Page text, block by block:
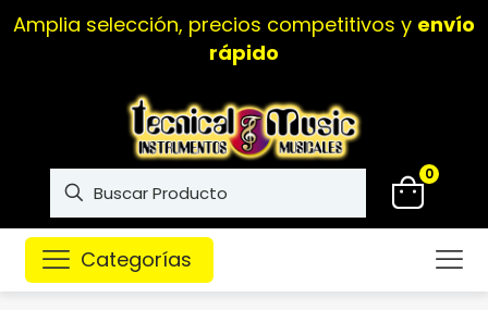
Amplia selección, precios competitivos y envío
rápido
0
Categorías